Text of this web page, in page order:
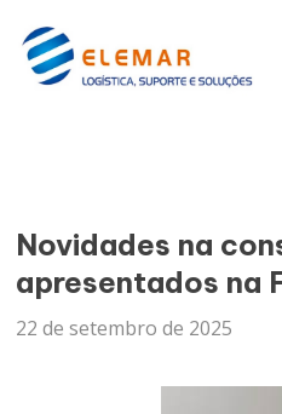
Novidades na
apresentados na
22 de setembro de 2025